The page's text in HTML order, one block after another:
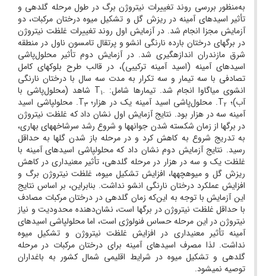
به‌منظور بررسی روند تغییرات نیتروژن برگ در طول مرحله گلدهی و
تأثیر اسیدهای آمینه در ریزش گل و تشکیل میوه درختان مرکبات، دو
آزمایش مجزا انجام شد. در آزمایش اول روند تغییرات غلظت نیتروژن
در برگ­های درختان بارده نارنگی انشو و پرتقال تامسون ناول در منطقه
شرق مازندران اندازه­گیری شد. در آزمایش دوم تأثیر محلول‌پاشی
اسیدهای آمینه (اسید آمینه ترکیبی)، در قالب طرح بلوک­های کامل
تصادفی با سه تیمار و سه تکرار به مدت سه سال با درختان نارنگی
انشوی میاگاوا انجام شد. تیمارها شامل: .T1
شاهد (محلول‌پاشی با
آب)؛ T 2 . محلول‌پاشی اسید آمینه یک در هزار؛ T3
. محلول­پاشی اسید
آمینه سه در هزار بود. نتایج آزمایش اول نشان داد که غلظت نیتروژن
در برگ­ها از زمان شکسته شدن جوانه­ها و شروع رشد سرشاخه­های بهاری،
به تدریج شروع به کاهش کرد و در مرحله باز شدن گل­ها به حداقل
رسید. نتایج آزمایش دوم نشان داد که محلول­پاشی اسیدهای آمینه با
غلظت یک و سه در هزار در مرحله گلدهی، تأثیر معنی­داری در کاهش
ریزش گل و میوه­چه­ها، افزایش تشکیل میوه، غلظت نیتروژن برگ و
افزایش عملکرد درختان نارنگی انشو نداشت. بنابراین، بر اساس نتایج
این آزمایش با توجه به این‌که زمان گلدهی در درختان مرکبات مصادف
با حداقل غلظت نیتروژن در برگ­ها است، نشان‌دهنده محدودیت و نیاز
نیتروژن در این مرحله حساس فنولوژی است، اما محلول­پاشی اسیدهای
آمینه تأثیر معنی­داری در افزایش غلظت نیتروژن و تشکیل میوه
نداشت. لذا مصرف اسیدهای آمینه برای درختان مرکبات در مرحله
گلدهی و تشکیل میوه در شرایط اقلیمی شمال کشور به باغ­داران
توصیه نمی­شود.